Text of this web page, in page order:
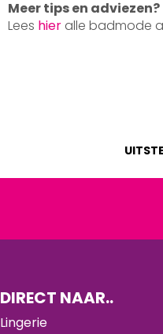
Meer tips en adviezen?
Lees hier alle badmode
DIRECT NAAR..
Lingerie